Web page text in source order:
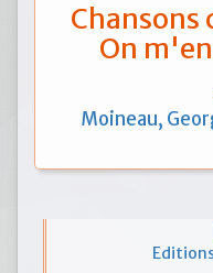
Chansons
On
Moineau,